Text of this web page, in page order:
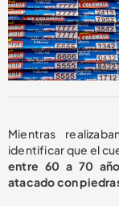
Mientras
identificar que el
entre 60 a 70
atacado con